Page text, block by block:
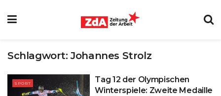
Schlagwort:Johannes Strolz
SPORT
Tag 12 der Olympischen
Winterspiele: Zweite Medaille